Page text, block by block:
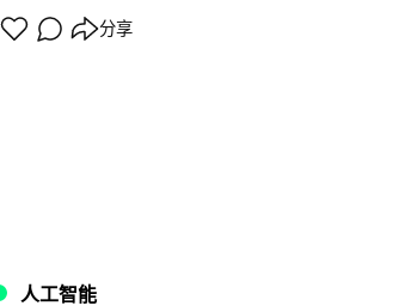
分享
人工智能